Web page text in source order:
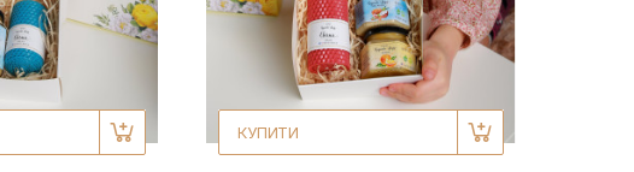
КУПИТИ